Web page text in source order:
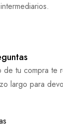
de tu compra te
largo para